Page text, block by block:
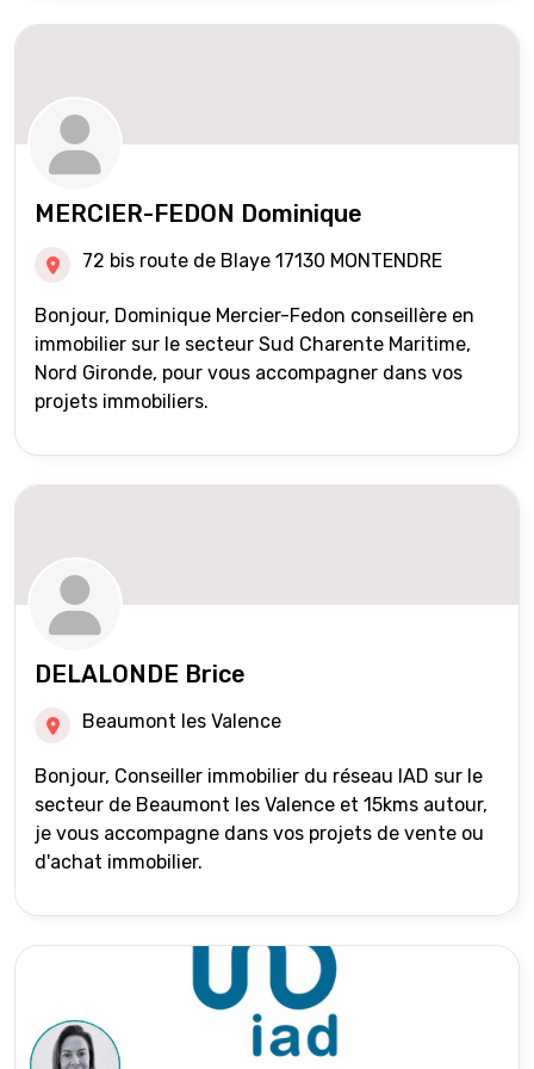
MERCIER-FEDON Dominique
72 bis route de Blaye 17130 MONTENDRE
Bonjour, Dominique Mercier-Fedon conseillère en
immobilier sur le secteur Sud Charente Maritime,
Nord Gironde, pour vous accompagner dans vos
projets immobiliers.
DELALONDE Brice
Beaumont les Valence
Bonjour, Conseiller immobilier du réseau IAD sur le
secteur de Beaumont les Valence et 15kms autour,
je vous accompagne dans vos projets de vente ou
d'achat immobilier.